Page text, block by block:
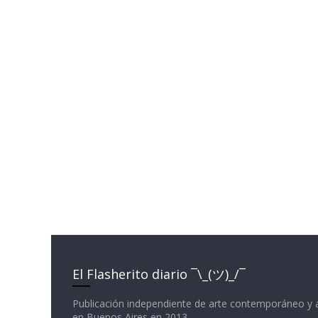
El Flasherito diario ¯\_(ツ)_/¯
Publicación independiente de arte contemporáneo y